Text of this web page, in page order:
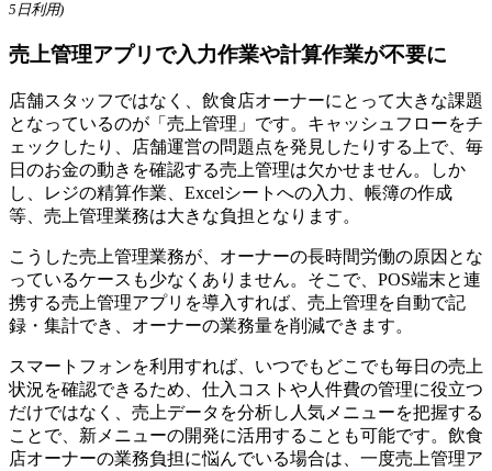
5日利用)
売上管理アプリで入力作業や計算作業が不要に
店舗スタッフではなく、飲食店オーナーにとって大きな課題
となっているのが「売上管理」です。キャッシュフローをチ
ェックしたり、店舗運営の問題点を発見したりする上で、毎
日のお金の動きを確認する売上管理は欠かせません。しか
し、レジの精算作業、Excelシートへの入力、帳簿の作成
等、売上管理業務は大きな負担となります。
こうした売上管理業務が、オーナーの長時間労働の原因とな
っているケースも少なくありません。そこで、POS端末と連
携する売上管理アプリを導入すれば、売上管理を自動で記
録・集計でき、オーナーの業務量を削減できます。
スマートフォンを利用すれば、いつでもどこでも毎日の売上
状況を確認できるため、仕入コストや人件費の管理に役立つ
だけではなく、売上データを分析し人気メニューを把握する
ことで、新メニューの開発に活用することも可能です。飲食
店オーナーの業務負担に悩んでいる場合は、一度売上管理ア